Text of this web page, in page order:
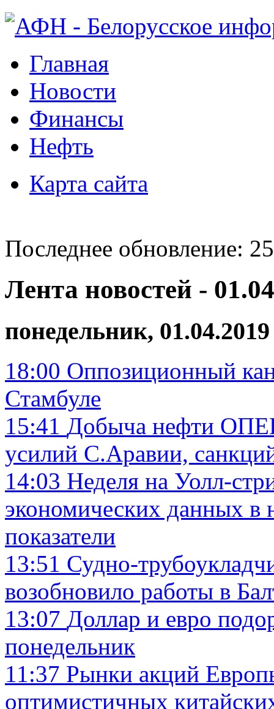
Главная
Новости
Финансы
Нефть
Карта сайта
Последнее обновление:
Лента новостей -
понедельник, 01.04.2019
18:00 Оппозиционный
Стамбуле
15:41 Добыча нефти ОПЕК
усилий С.Аравии,
14:03 Неделя на Уолл-
экономических данных в
показатели
13:51 Судно-
возобновило работы в
13:07 Доллар и евро
понедельник
11:37 Рынки акций
оптимистичных